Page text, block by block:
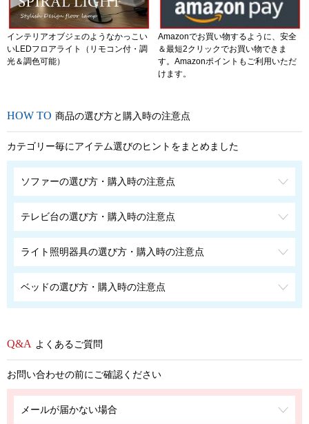
インテリアオブジェのようなかっこい
いLEDフロアライト（リモコン付・調
光＆調色可能）
Amazonでお買い物するように、安全
＆最短2クリックでお買い物できま
す。Amazonポイントもご利用いただ
けます。
商品の選び方と購入時の注意点
カテゴリー毎にアイテム選びのヒントをまとめました
ソファーの選び方・購入時の注意点
テレビ台の選び方・購入時の注意点
ライト照明器具の選び方・購入時の注意点
ベッドの選び方・購入時の注意点
よくあるご質問
お問い合わせの前にご確認ください
メールが届かない場合